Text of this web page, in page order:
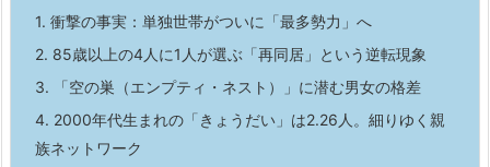
1. 衝撃の事実：単独世帯がついに「最多勢力」へ
2. 85歳以上の4人に1人が選ぶ「再同居」という逆転現象
3. 「空の巣（エンプティ・ネスト）」に潜む男女の格差
4. 2000年代生まれの「きょうだい」は2.26人。細りゆく親
族ネットワーク